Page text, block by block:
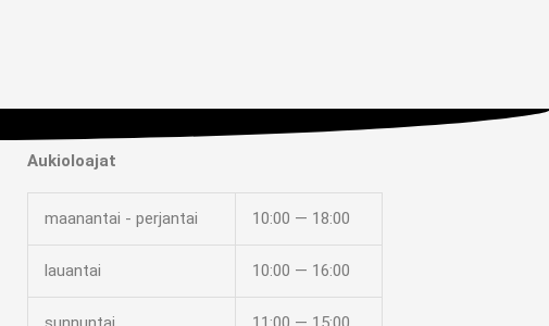
Aukioloajat
maanantai - perjantai 10:00 — 18:00
lauantai 10:00 — 16:00